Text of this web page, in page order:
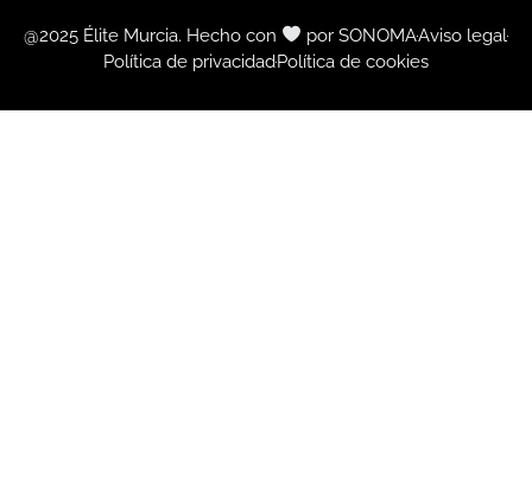
@2025 Élite Murcia. Hecho con por SONOMAAviso legal
Política de privacidadPolítica de cookies